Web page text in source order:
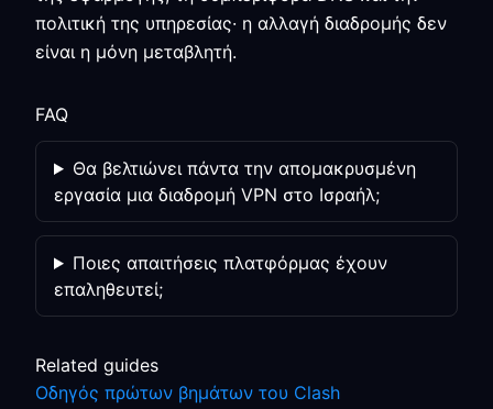
πολιτική της υπηρεσίας· η αλλαγή διαδρομής δεν
είναι η μόνη μεταβλητή.
FAQ
Θα βελτιώνει πάντα την απομακρυσμένη
εργασία μια διαδρομή VPN στο Ισραήλ;
Ποιες απαιτήσεις πλατφόρμας έχουν
επαληθευτεί;
Related guides
Οδηγός πρώτων βημάτων του Clash